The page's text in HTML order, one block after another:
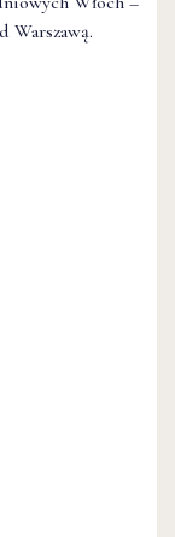
Warszawą.